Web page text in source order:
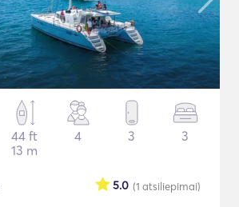
44 ft
13 m
4 3 3
(1 atsiliepimai)
5.0